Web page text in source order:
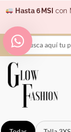
contenido
Hasta 6MSI con
Search
...